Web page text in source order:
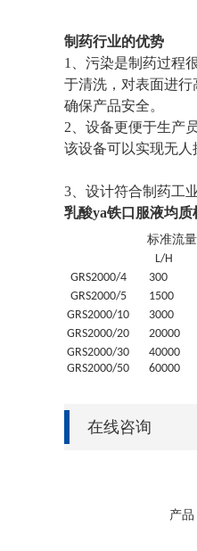
制药行业的优势
1、污染是制药过程
于清洗，对表面进
确保产品安全。
2、设备更便于生产
该设备可以实现无
3、设计符合制药工
乳酸ya铁口服液均质
标准流量
L/H
GRS2000/4 300
GRS2000/5
1500
GRS2000/10
3000
GRS2000/20 20000
GRS2000/30 40000
GRS2000/50 60000
在线咨询
产品